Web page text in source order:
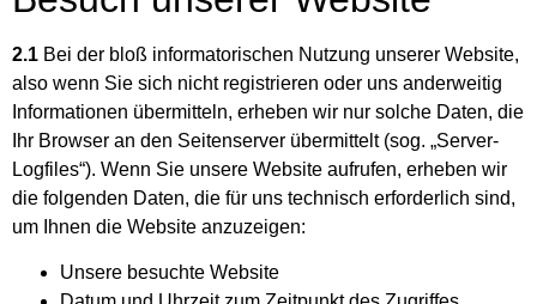
2.1 Bei der bloß informatorischen Nutzung unserer Website,
also wenn Sie sich nicht registrieren oder uns anderweitig
Informationen übermitteln, erheben wir nur solche Daten, die
Ihr Browser an den Seitenserver übermittelt (sog. „Server-
Logfiles“). Wenn Sie unsere Website aufrufen, erheben wir
die folgenden Daten, die für uns technisch erforderlich sind,
um Ihnen die Website anzuzeigen:
Unsere besuchte Website